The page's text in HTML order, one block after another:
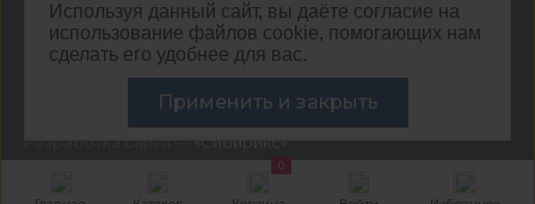
0
Используя данный сайт, вы даёте согласие на
использование файлов cookie, помогающих нам
сделать его удобнее для вас.
Применить и закрыть
КДМ Белгород
г. Белгород, пер. 5-й Заводской, 42
ООО ЦЕНТР КДМ. ИНН: 3661037157 ОГРН: 1063667287551
Разработка сайта —«Сибирикс»